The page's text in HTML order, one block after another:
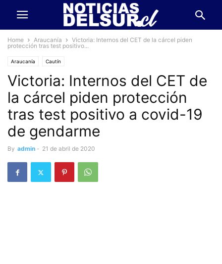
Home Araucanía
Victoria: Internos del CET de la cárcel piden
protección tras test positivo...
Araucanía Cautín
Victoria: Internos del CET de
la cárcel piden protección
tras test positivo a covid-19
de gendarme
By admin - 21 de abril de 2020